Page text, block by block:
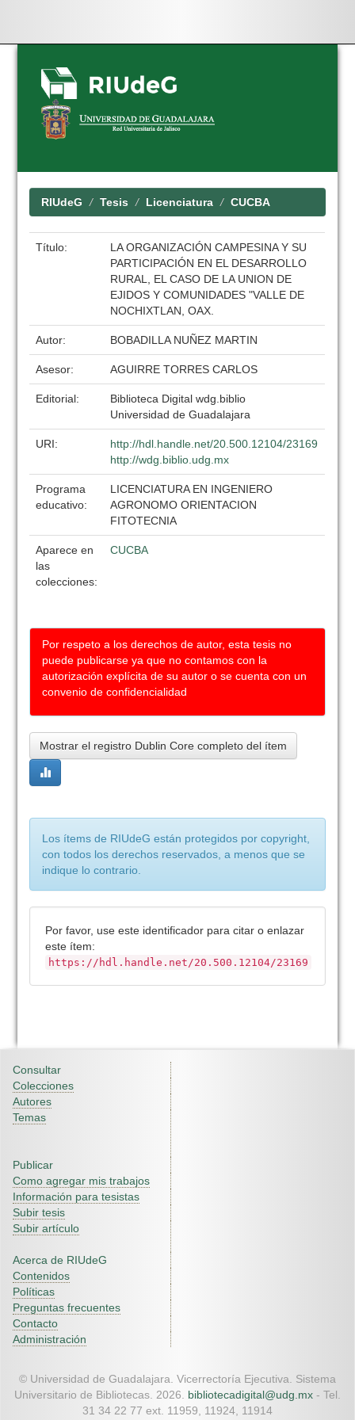
Skip
navigation
RIUdeG Tesis Licenciatura CUCBA
Título:
LA ORGANIZACIÓN CAMPESINA Y SU
PARTICIPACIÓN EN EL DESARROLLO
RURAL, EL CASO DE LA UNION DE
EJIDOS Y COMUNIDADES "VALLE DE
NOCHIXTLAN, OAX.
Autor: BOBADILLA NUÑEZ MARTIN
Asesor: AGUIRRE TORRES CARLOS
Editorial:
Biblioteca Digital wdg.biblio
Universidad de Guadalajara
URI:
http://hdl.handle.net/20.500.12104/23169
http://wdg.biblio.udg.mx
Programa
educativo:
LICENCIATURA EN INGENIERO
AGRONOMO ORIENTACION
FITOTECNIA
Aparece en
las
colecciones:
CUCBA
Por respeto a los derechos de autor, esta tesis no
puede publicarse ya que no contamos con la
autorización explícita de su autor o se cuenta con un
convenio de confidencialidad
Mostrar el registro Dublin Core completo del ítem
Los ítems de RIUdeG están protegidos por copyright,
con todos los derechos reservados, a menos que se
indique lo contrario.
Por favor, use este identificador para citar o enlazar
este ítem:
https://hdl.handle.net/20.500.12104/23169
Consultar
Colecciones
Autores
Temas
Publicar
Como agregar mis trabajos
Información para tesistas
Subir tesis
Subir artículo
Acerca de RIUdeG
Contenidos
Políticas
Preguntas frecuentes
Contacto
Administración
© Universidad de Guadalajara. Vicerrectoría Ejecutiva. Sistema
Universitario de Bibliotecas. 2026. bibliotecadigital@udg.mx - Tel.
31 34 22 77 ext. 11959, 11924, 11914